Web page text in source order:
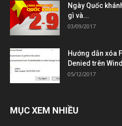
Ngày Quốc
gì và...
03/09/2017
Hướng dẫn xóa
Denied trên
05/12/2017
MỤC XEM NHIỀU